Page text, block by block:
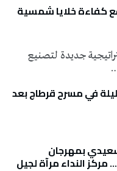
كفاءة خلايا شمسية
جديدة لتصنيع
في مسرح قرطاج بعد
بمهرجان
مركز النداء مرآة لجيل